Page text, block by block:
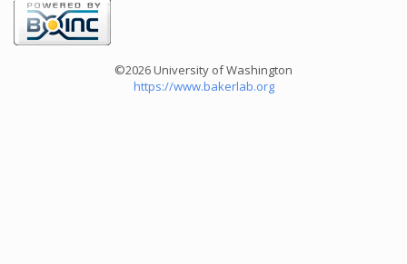
©2026 University of Washington
https://www.bakerlab.org